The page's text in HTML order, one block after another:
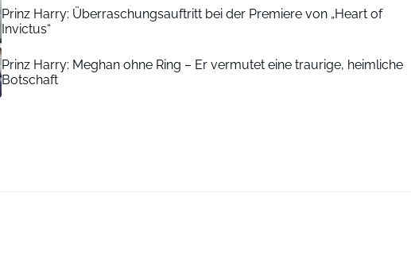
Prinz Harry: Überraschungsauftritt bei der Premiere von „Heart of
Invictus“
Prinz Harry: Meghan ohne Ring – Er vermutet eine traurige, heimliche
Botschaft